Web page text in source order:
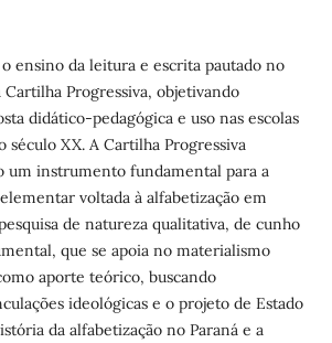
ensino da leitura e escrita pautado no
Progressiva, objetivando
didático-pedagógica e uso nas escolas
século XX. A Cartilha Progressiva
um instrumento fundamental para a
voltada à alfabetização em
de natureza qualitativa, de cunho
que se apoia no materialismo
aporte teórico, buscando
ideológicas e o projeto de Estado
da alfabetização no Paraná e a